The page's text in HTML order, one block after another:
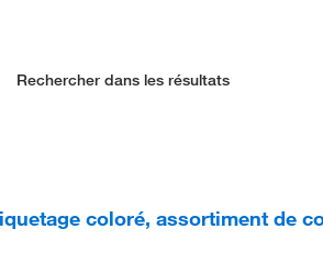
Rechercher dans les résultats
coloré, assortiment de